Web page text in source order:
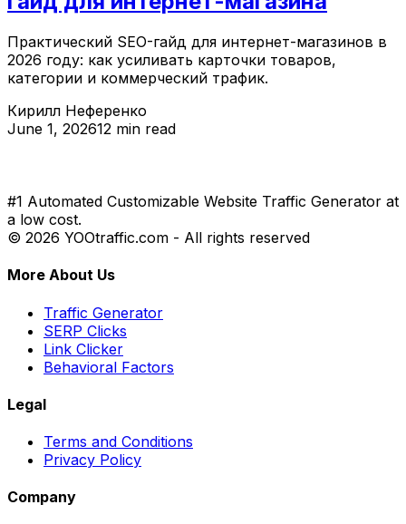
Практический SEO-гайд для интернет-магазинов в
2026 году: как усиливать карточки товаров,
категории и коммерческий трафик.
Кирилл Неференко
June 1, 202612 min read
#1 Automated Customizable Website Traffic Generator at
a low cost.
© 2026 YOOtraffic.com - All rights reserved
More About Us
Traffic Generator
SERP Clicks
Link Clicker
Behavioral Factors
Legal
Terms and Conditions
Privacy Policy
Company